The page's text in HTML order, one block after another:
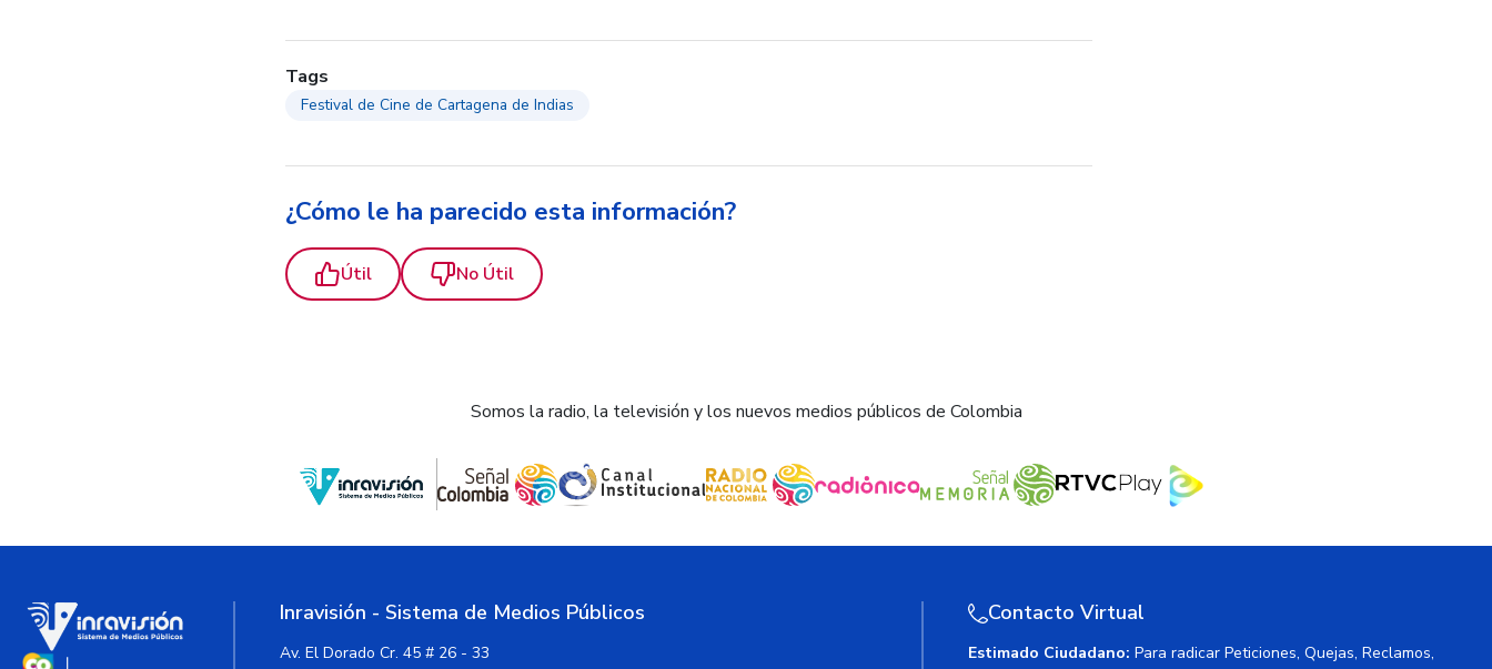
Tags
Festival de Cine de Cartagena de Indias
¿Cómo le ha parecido esta información?
Útil No Útil
Somos la radio, la televisión y los nuevos medios públicos de Colombia
Inravisión - Sistema de Medios Públicos
Av. El Dorado Cr. 45 # 26 - 33
Contacto Virtual
Estimado Ciudadano: Para radicar Peticiones, Quejas, Reclamos,